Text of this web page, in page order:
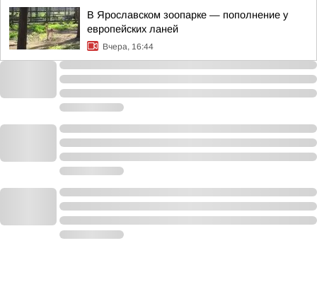
В Ярославском зоопарке — пополнение у
европейских ланей
Вчера, 16:44